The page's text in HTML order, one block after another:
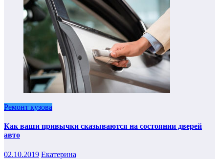
Ремонт кузова
Как ваши привычки сказываются на состоянии дверей
авто
02.10.2019 Екатерина